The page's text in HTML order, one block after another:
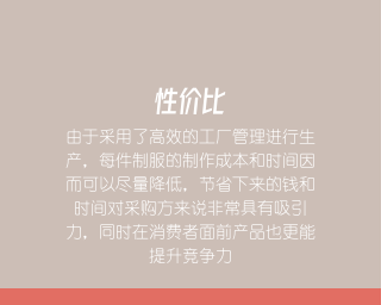
性价比
由于采用了高效的工厂管理进行生
产，每件制服的制作成本和时间因
而可以尽量降低，节省下来的钱和
时间对采购方来说非常具有吸引
力，同时在消费者面前产品也更能
提升竞争力